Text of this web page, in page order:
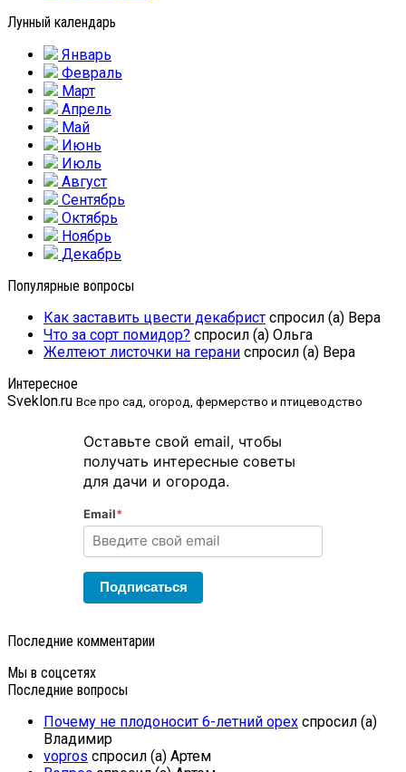
Лунный календарь
Январь
Февраль
Март
Апрель
Май
Июнь
Июль
Август
Сентябрь
Октябрь
Ноябрь
Декабрь
Популярные вопросы
Как заставить цвести декабрист спросил (а) Вера
Что за сорт помидор? спросил (а) Ольга
Желтеют листочки на герани спросил (а) Вера
Интересное
Sveklon.ru Все про сад, огород, фермерство и птицеводство
Оставьте свой email, чтобы
получать интересные советы
для дачи и огорода.
Email*
Подписаться
Последние комментарии
Мы в соцсетях
Последние вопросы
Почему не плодоносит 6-летний орех спросил (а)
Владимир
vopros спросил (а) Артем